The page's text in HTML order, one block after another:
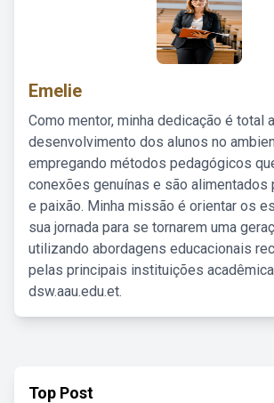
Emelie
Como mentor, minha dedicação é total
desenvolvimento dos alunos no
empregando métodos pedagógicos
conexões genuínas e são alimentados
e paixão. Minha missão é orientar os
sua jornada para se tornarem uma
utilizando abordagens educacionais
pelas principais instituições
dsw.aau.edu.et.
Top Post